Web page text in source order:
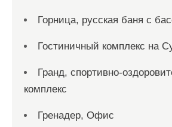
Горница, русская баня с
Гостиничный комплекс на
Гранд, спортивно-
комплекс
Гренадер, Офис